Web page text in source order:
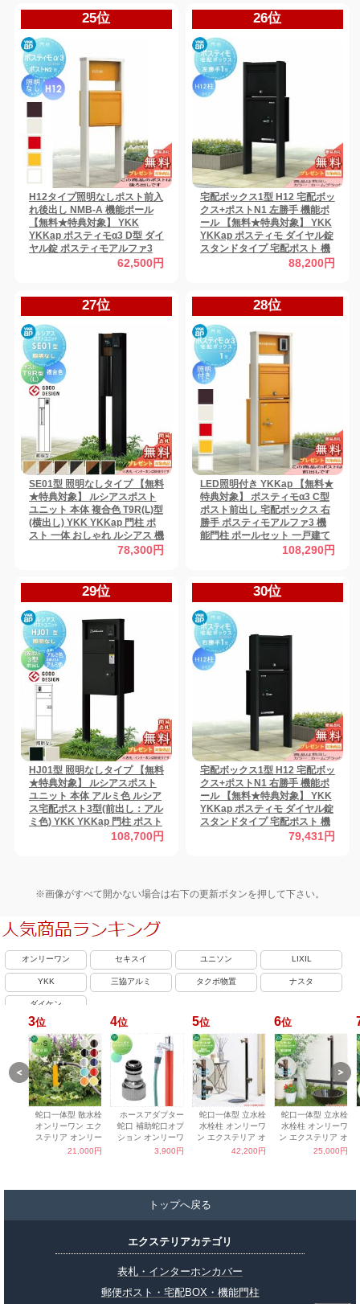
25位
H12タイプ照明なしポスト前入
れ後出し NMB-A 機能ポール
【無料★特典対象】 YKK
YKKap ポスティモα3 D型 ダイ
ヤル錠 ポスティモアルファ3
機能門柱 ポールセット 一戸建
62,500円
26位
宅配ボックス1型 H12 宅配ボッ
クス+ポストN1 左勝手 機能ポ
ール 【無料★特典対象】 YKK
YKKap ポスティモ ダイヤル錠
スタンドタイプ 宅配ポスト 機
能門柱 ポールセット 一戸建て
88,200円
27位
SE01型 照明なしタイプ 【無料
★特典対象】 ルシアスポスト
ユニット 本体 複合色 T9R(L)型
(横出し) YKK YKKap 門柱 ポ
スト 一体 おしゃれ ルシアス 機
能門柱 機能ポール 一戸建て用
78,300円
28位
LED照明付き YKKap 【無料★
特典対象】 ポスティモα3 C型
ポスト前出し 宅配ボックス 右
勝手 ポスティモアルファ3 機
能門柱 ポールセット 一戸建て
用 おしゃれ 屋外 一体型 セット
108,290円
29位
HJ01型 照明なしタイプ 【無料
★特典対象】 ルシアスポスト
ユニット 本体 アルミ色 ルシア
ス宅配ポスト3型(前出し：アル
ミ色) YKK YKKap 門柱 ポスト
宅配ボックス おしゃれ ルシア
108,700円
30位
宅配ボックス1型 H12 宅配ボッ
クス+ポストN1 右勝手 機能ポ
ール 【無料★特典対象】 YKK
YKKap ポスティモ ダイヤル錠
スタンドタイプ 宅配ポスト 機
能門柱 ポールセット 一戸建て
79,431円
※画像がすべて開かない場合は右下の更新ボタンを押して下さい。
トップへ戻る
エクステリアカテゴリ
表札・インターホンカバー
郵便ポスト・宅配BOX・機能門柱